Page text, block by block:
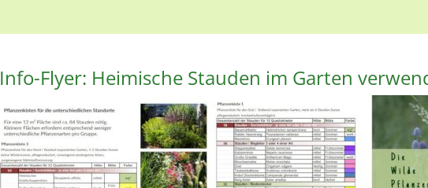
Info-Flyer: Heimische Stauden im Garten